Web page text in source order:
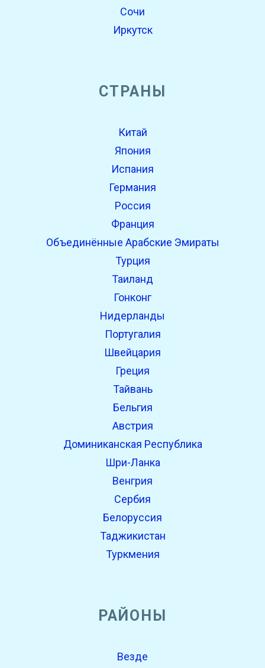
Сочи
Иркутск
СТРАНЫ
Китай
Япония
Испания
Германия
Россия
Франция
Объединённые Арабские Эмираты
Турция
Таиланд
Гонконг
Нидерланды
Португалия
Швейцария
Греция
Тайвань
Бельгия
Австрия
Доминиканская Республика
Шри-Ланка
Венгрия
Сербия
Белоруссия
Таджикистан
Туркмения
РАЙОНЫ
Везде